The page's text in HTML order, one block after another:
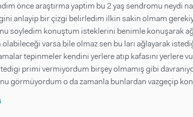
önce araştırma yaptim bu 2 yaş sendromu neydi
anlayip bir çizgi belirledim ilkin sakin olmam
soyledim konuştum isteklerini benimle konuşarak
varsa bile olmaz sen bu ları ağlayarak
tepinmeler kendini yerlere atıp kafasını yerlere
primi vermiyordum birşey olmamış gibi
görmüyordum o da zamanla bunlardan vazgeçip